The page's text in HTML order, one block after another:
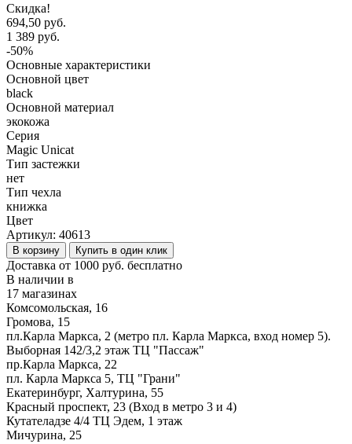
Скидка!
694,50 руб.
1 389 руб.
-50%
Основные характеристики
Основной цвет
black
Основной материал
экокожа
Серия
Magic Unicat
Тип застежки
нет
Тип чехла
книжка
Цвет
Артикул: 40613
В корзину Купить в один клик
Доставка от 1000 руб. бесплатно
В наличии в
17 магазинах
Комсомольская, 16
Громова, 15
пл.Карла Маркса, 2 (метро пл. Карла Маркса, вход номер 5).
Выборная 142/3,2 этаж ТЦ "Пассаж"
пр.Карла Маркса, 22
пл. Карла Маркса 5, ТЦ "Грани"
Екатеринбург, Халтурина, 55
Красный проспект, 23 (Вход в метро 3 и 4)
Кутателадзе 4/4 ТЦ Эдем, 1 этаж
Мичурина, 25